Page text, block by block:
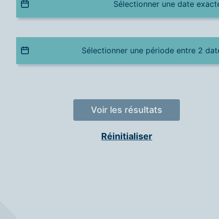
Date
Date
Voir les résultats
Réinitialiser